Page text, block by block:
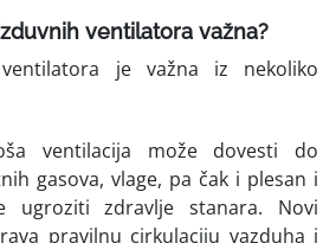
ventilatora važna?
je važna iz nekoliko
ventilacija može dovesti do
gasova, vlage, pa čak i plesan i
ugroziti zdravlje stanara. Novi
pravilnu cirkulaciju vazduha i